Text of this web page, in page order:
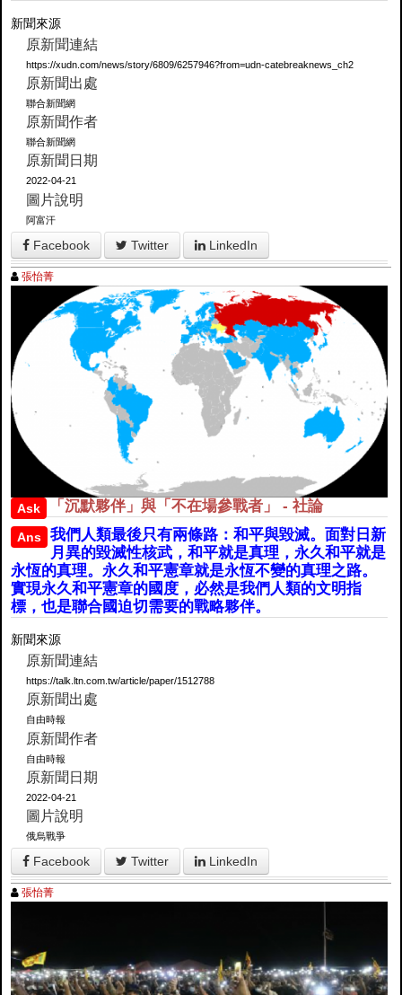
新聞來源
原新聞連結
https://xudn.com/news/story/6809/6257946?from=udn-catebreaknews_ch2
原新聞出處
聯合新聞網
原新聞作者
聯合新聞網
原新聞日期
2022-04-21
圖片說明
阿富汗
Facebook Twitter LinkedIn
張怡菁
Ask 「沉默夥伴」與「不在場參戰者」 - 社論
Ans
我們人類最後只有兩條路：和平與毀滅。面對日新
月異的毀滅性核武，和平就是真理，永久和平就是
永恆的真理。永久和平憲章就是永恆不變的真理之路。
實現永久和平憲章的國度，必然是我們人類的文明指
標，也是聯合國迫切需要的戰略夥伴。
新聞來源
原新聞連結
https://talk.ltn.com.tw/article/paper/1512788
原新聞出處
自由時報
原新聞作者
自由時報
原新聞日期
2022-04-21
圖片說明
俄烏戰爭
Facebook Twitter LinkedIn
張怡菁